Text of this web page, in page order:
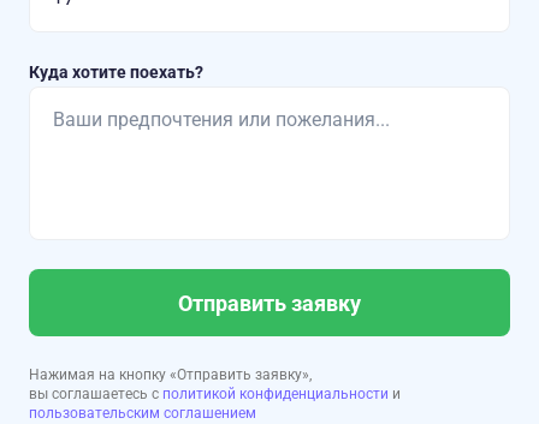
Куда хотите поехать?
Отправить заявку
Нажимая на кнопку «Отправить заявку»,
вы соглашаетесь с политикой конфиденциальности и
пользовательским соглашением